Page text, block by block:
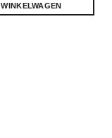
WINKELWAGEN